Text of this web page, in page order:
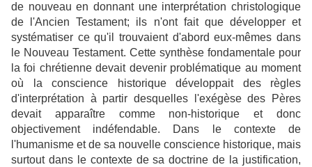
de nouveau en donnant une interprétation christologique
de l'Ancien Testament; ils n'ont fait que développer et
systématiser ce qu'il trouvaient d'abord eux-mêmes dans
le Nouveau Testament. Cette synthèse fondamentale pour
la foi chrétienne devait devenir problématique au moment
où la conscience historique développait des règles
d'interprétation à partir desquelles l'exégèse des Pères
devait apparaître comme non-historique et donc
objectivement indéfendable. Dans le contexte de
l'humanisme et de sa nouvelle conscience historique, mais
surtout dans le contexte de sa doctrine de la justification,